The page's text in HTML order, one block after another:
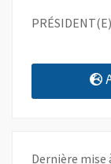
Dernière mise